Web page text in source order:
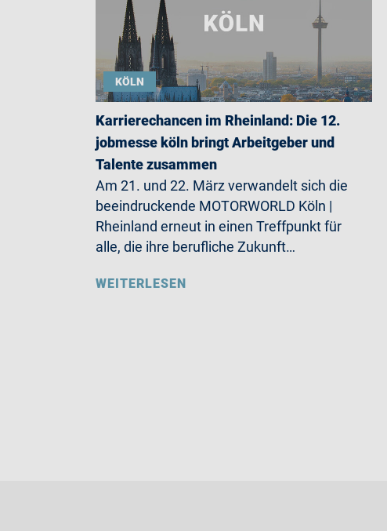
KÖLN
Karrierechancen im Rheinland: Die 12.
jobmesse köln bringt Arbeitgeber und
Talente zusammen
Am 21. und 22. März verwandelt sich die
beeindruckende MOTORWORLD Köln |
Rheinland erneut in einen Treffpunkt für
alle, die ihre berufliche Zukunft…
WEITERLESEN